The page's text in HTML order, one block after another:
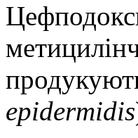
epidermidis